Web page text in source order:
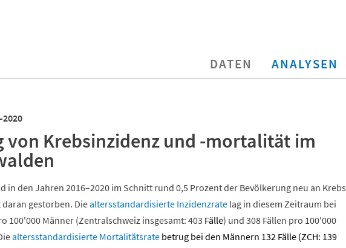
DATEN ANALYSEN
von Krebsinzidenz und -mortalität im
in den Jahren 2016–2020 im Schnitt rund 0,5 Prozent der Bevölkerung neu an Krebs
gestorben. Diealtersstandardisierte Inzidenzrate lag in diesem Zeitraum bei
100'000 Männer (Zentralschweiz insgesamt: 403 Fälle) und 308 Fällen pro 100'000
altersstandardisierte Mortalitätsrate betrug bei den Männern 132 Fälle (ZCH: 139